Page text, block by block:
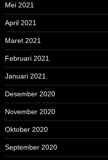
Mei 2021
April 2021
Maret 2021
Februari 2021
Januari 2021
Desember 2020
November 2020
Oktober 2020
September 2020